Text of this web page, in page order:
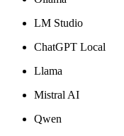
LM Studio
ChatGPT Local
Llama
Mistral AI
Qwen